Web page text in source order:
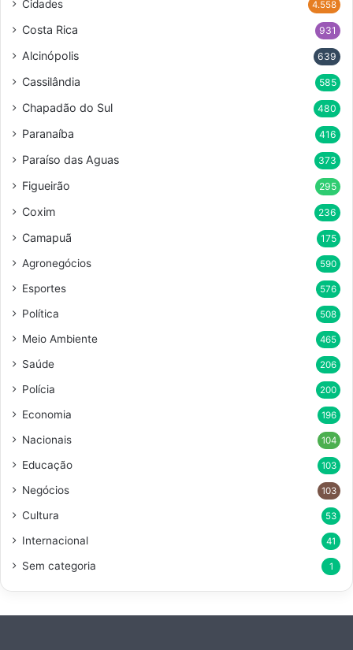
Cidades 4.558
Costa Rica 931
Alcinópolis 639
Cassilândia 585
Chapadão do Sul 480
Paranaíba 416
Paraíso das Aguas 373
Figueirão 295
Coxim 236
Camapuã 175
Agronegócios 590
Esportes 576
Política 508
Meio Ambiente 465
Saúde 206
Polícia 200
Economia 196
Nacionais 104
Educação 103
Negócios 103
Cultura 53
Internacional 41
Sem categoria 1